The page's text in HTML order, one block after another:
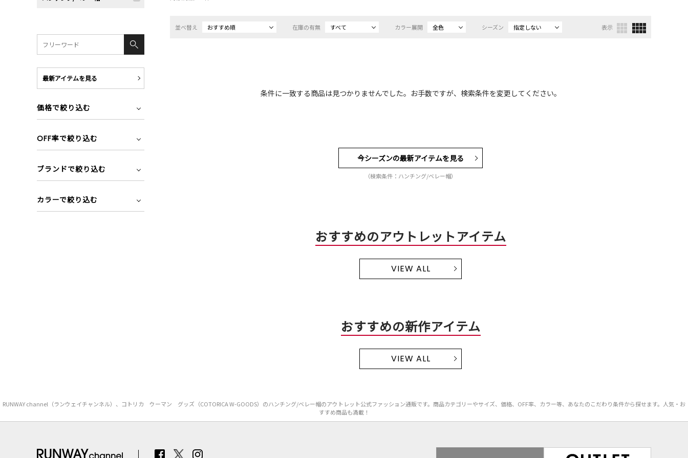
並べ替え おすすめ順 在庫の有無 すべて カラー展開 全色 シーズン 指定しない 表示
条件に一致する商品は見つかりませんでした。お手数ですが、検索条件を変更してください。
今シーズンの最新アイテムを見る
（検索条件：ハンチング/ベレー帽）
おすすめのアウトレットアイテム
VIEW ALL
おすすめの新作アイテム
VIEW ALL
最新アイテムを見る
価格で絞り込む
OFF率で絞り込む
ブランドで絞り込む
カラーで絞り込む
RUNWAY channel（ランウェイチャンネル）、コトリカ ウーマン グッズ（COTORICA W-GOODS）のハンチング/ベレー帽のアウトレット公式ファッション通販です。商品カテゴリーやサイズ、価格、OFF率、カラー等、あなたのこだわり条件から探せます。人気・お
すすめ商品も満載！